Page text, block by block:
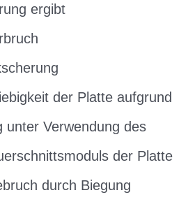
ergibt
der Platte aufgrund
unter Verwendung des
der Platte
durch Biegung